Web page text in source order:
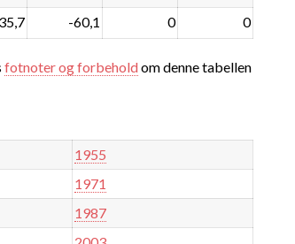
35,7 -60,1 0 0
fotnoter og forbeholdom denne tabellen
1955
1971
1987